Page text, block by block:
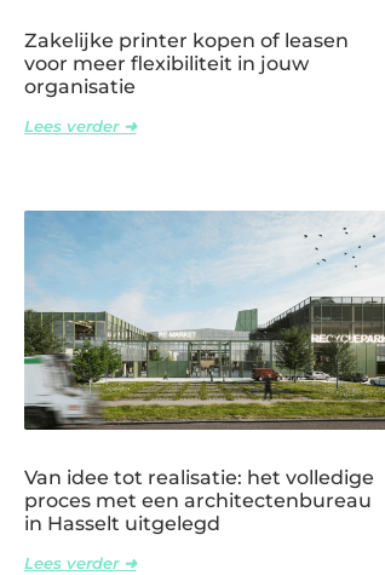
Zakelijke printer kopen of leasen
voor meer flexibiliteit in jouw
organisatie
Lees verder ➜
Van idee tot realisatie: het volledige
proces met een architectenbureau
in Hasselt uitgelegd
Lees verder ➜